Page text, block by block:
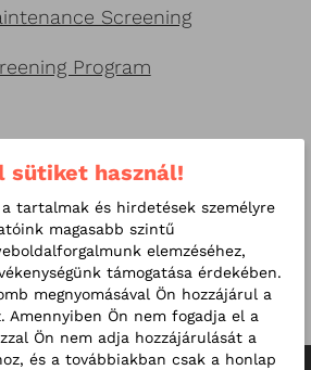
Screening
Program
packages
sütiket használ!
tartalmak és hirdetések személyre
magasabb szintű
elemzéséhez,
támogatása érdekében.
megnyomásával Ön hozzájárul a
Amennyiben Ön nem fogadja el a
Ön nem adja hozzájárulását a
és a továbbiakban csak a honlap